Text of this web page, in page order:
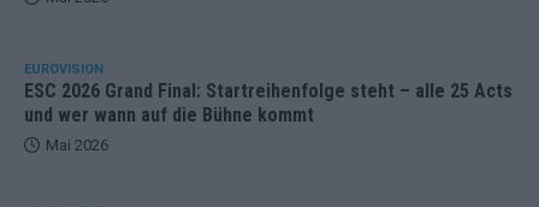
EUROVISION
ESC 2026 Grand Final: Startreihenfolge steht – alle 25 Acts
und wer wann auf die Bühne kommt
Mai 2026